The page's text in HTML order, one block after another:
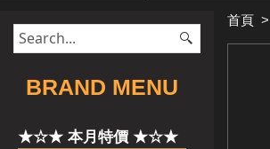
​BRAND MENU
★☆★ 本月特價 ★☆★
首頁 >